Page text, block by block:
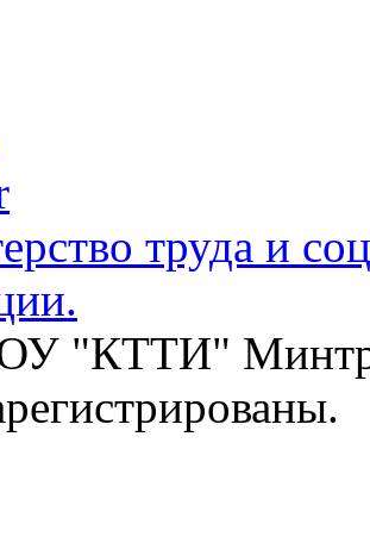
труда и
"КТТИ"